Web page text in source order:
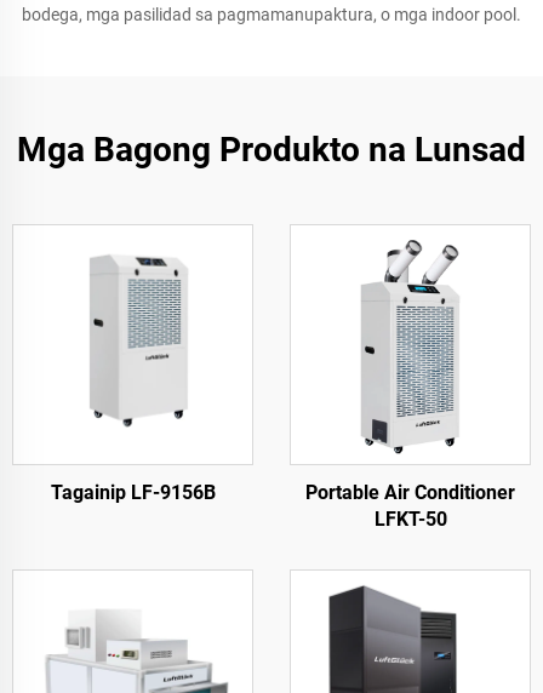
bodega, mga pasilidad sa pagmamanupaktura, o mga indoor pool.
Mga Bagong Produkto na Lunsad
Tagainip LF-9156B
Portable Air Conditioner
LFKT-50